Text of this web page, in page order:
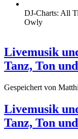
DJ-Charts: All
Owly
Livemusik
Tanz, Ton
Gespeichert von
Livemusik
Tanz, Ton